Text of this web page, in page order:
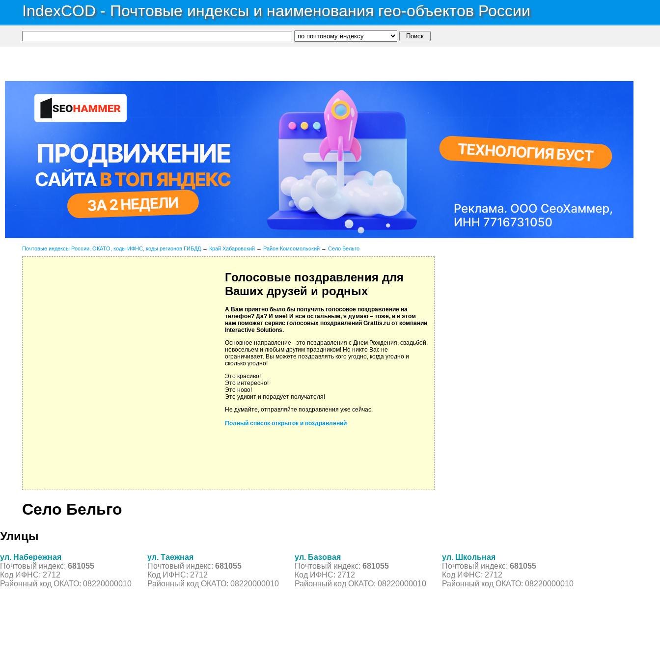
IndexCOD - Почтовые индексы и наименования гео-объектов России
Почтовые индексы России, ОКАТО, коды ИФНС, коды регионов ГИБДД → Край Хабаровский → Район Комсомольский → Село Бельго
Голосовые поздравления для
Ваших друзей и родных
А Вам приятно было бы получить голосовое поздравление на
телефон? Да? И мне! И все остальным, я думаю – тоже, и в этом
нам поможет сервис голосовых поздравлений Grattis.ru от компании
Interactive Solutions.
Основное направление - это поздравления с Днем Рождения, свадьбой,
новосельем и любым другим праздником! Но никто Вас не
ограничивает. Вы можете поздравлять кого угодно, когда угодно и
сколько угодно!
Это красиво!
Это интересно!
Это ново!
Это удивит и порадует получателя!
Не думайте, отправляйте поздравления уже сейчас.
Полный список открыток и поздравлений
Село Бельго
Улицы
ул. Набережная
Почтовый индекс: 681055
Код ИФНС: 2712
Районный код ОКАТО: 08220000010
ул. Таежная
Почтовый индекс: 681055
Код ИФНС: 2712
Районный код ОКАТО: 08220000010
ул. Базовая
Почтовый индекс: 681055
Код ИФНС: 2712
Районный код ОКАТО: 08220000010
ул. Школьная
Почтовый индекс: 681055
Код ИФНС: 2712
Районный код ОКАТО: 08220000010